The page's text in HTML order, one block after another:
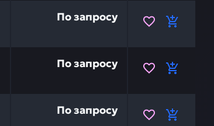
52200 — это инвестиция в
По запросу
51Q6-50120 — это
По запросу
51Q6-50110 — это инвестиция
По запросу